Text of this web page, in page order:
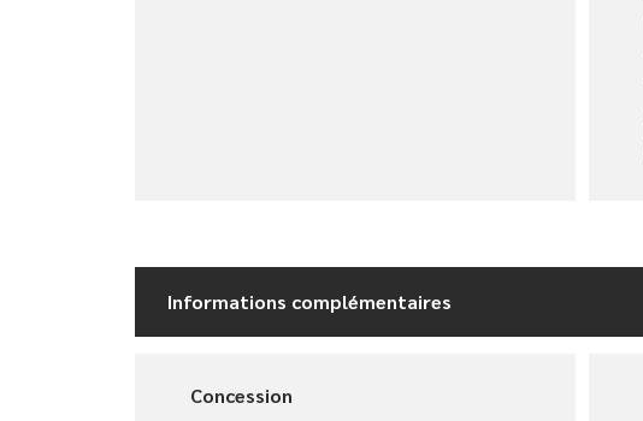
Informations complémentaires
Concession